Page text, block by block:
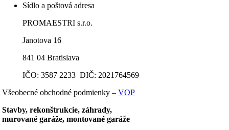
Sídlo a poštová adresa
PROMAESTRI s.r.o.
Janotova 16
841 04 Bratislava
IČO: 3587 2233 DIČ: 2021764569
Všeobecné obchodné podmienky – VOP
Stavby, rekonštrukcie, záhrady,
murované garáže, montované garáže